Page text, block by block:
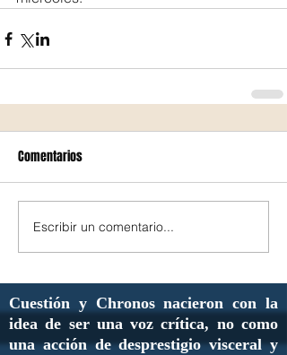
Comentarios
Escribir un comentario...
Cuestión y Chronos nacieron con la
idea de ser una voz crítica, no como
una acción de desprestigio visceral y